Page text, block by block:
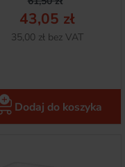
43,05 zł
Netto
35,00 zł bez VAT
Dodaj do koszyka